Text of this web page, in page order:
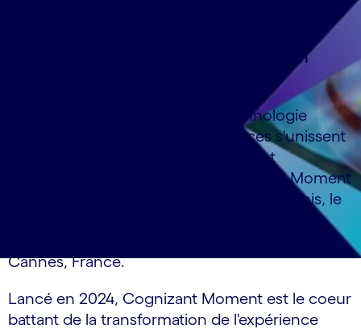
L'IA prend le devant de la scène : direction
La frontière entre créativité et technologie
s'efface ; aujourd'hui ces deux forces s'unissent
pour façonner des experiences client
inoubliables. C'est pourquoi Cognizant Moment
est fier de sponsoriser, pour la première fois, le
Cannes, France.
Lancé en 2024, Cognizant Moment est le coeur
battant de la transformation de l'expérience